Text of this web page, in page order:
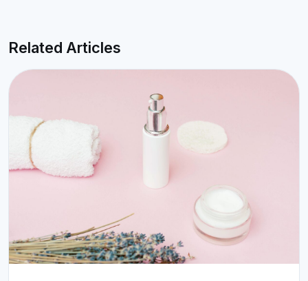
Related Articles